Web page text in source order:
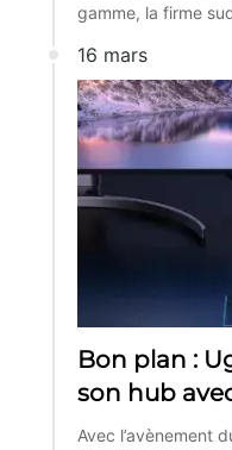
gamme, la firme
16 mars
Bon plan :
son hub
Avec l’avènement